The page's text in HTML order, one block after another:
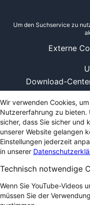
Download-
Um den Suchservice zu
Externe
Wir verwenden Cookies,
Nutzererfahrung zu bieten.
sicher, dass Sie sicher und
unserer Website gelangen
Einstellungen jederzeit
in unserer
Technisch notwendige
Wenn Sie YouTube-Videos
müssen Sie der